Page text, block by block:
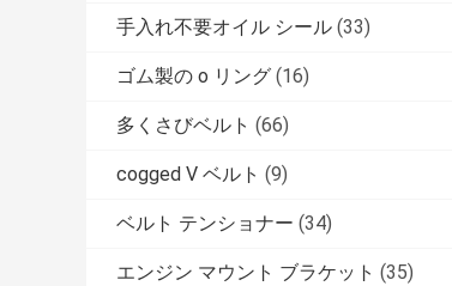
手入れ不要オイル シール (33)
ゴム製の o リング (16)
多くさびベルト (66)
cogged V ベルト (9)
ベルト テンショナー (34)
エンジン マウント ブラケット (35)